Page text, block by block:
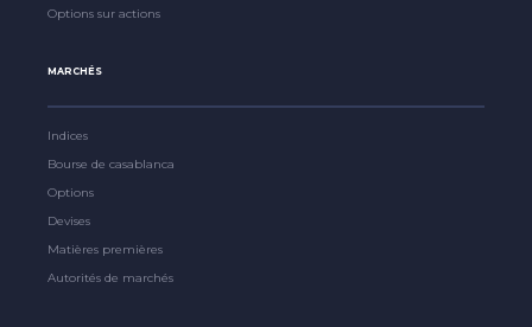
Options sur actions
MARCHÉS
Indices
Bourse de casablanca
Options
Devises
Matières premières
Autorités de marchés